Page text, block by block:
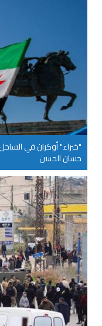
"خبراء" أوكران في
حسان الحسن